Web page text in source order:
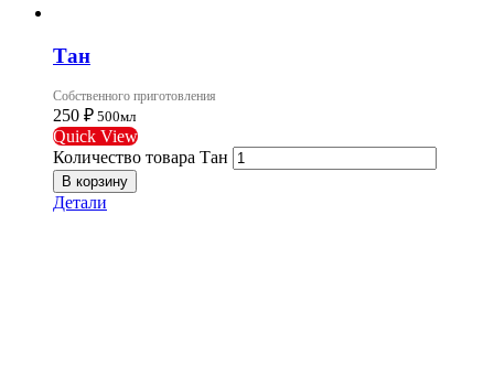
Тан
Собственного приготовления
250 ₽ 500мл
Quick View
Количество товара Тан
В корзину
Детали